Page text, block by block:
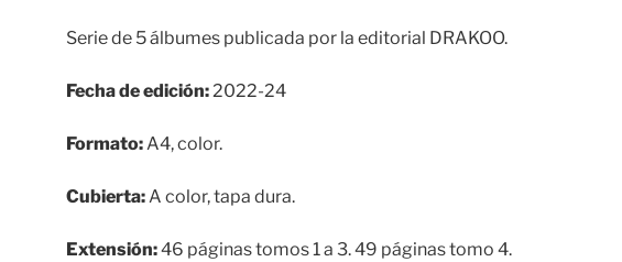
Serie de 5 álbumes publicada por la editorial DRAKOO.
Fecha de edición:2022-24
Formato:A4, color.
Cubierta:A color, tapa dura.
Extensión:46 páginas tomos 1 a 3. 49 páginas tomo 4.